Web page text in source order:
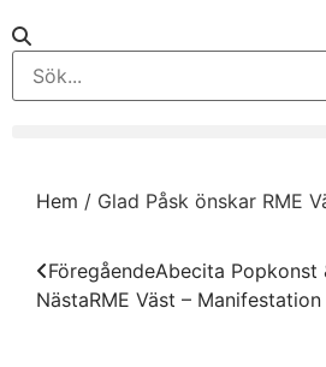
Hem / Glad Påsk önskar RME
FöregåendeAbecita Popkonst
NästaRME Väst – Manifestation